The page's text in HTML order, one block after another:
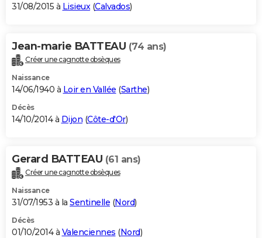
31/08/2015 à Lisieux(Calvados)
Jean-marie BATTEAU (74 ans)
Créer une cagnotte obsèques
Naissance
14/06/1940 à Loir en Vallée (Sarthe)
Décès
14/10/2014 à Dijon (Côte-d'Or)
Gerard BATTEAU (61 ans)
Créer une cagnotte obsèques
Naissance
31/07/1953 à la Sentinelle (Nord)
Décès
01/10/2014 à Valenciennes (Nord)